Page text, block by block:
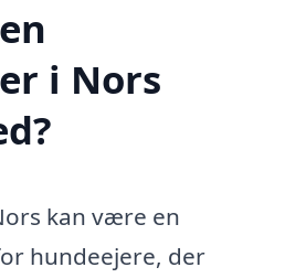
i Nors
kan være en
hundeejere, der